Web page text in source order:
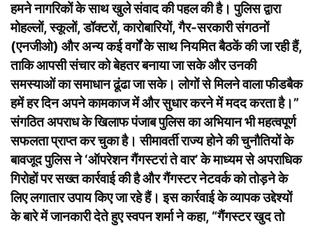
हमने नागरिकों के साथ खुले संवाद की पहल की है। पुलिस द्वारा
मोहल्लों, स्कूलों, डॉक्टरों, कारोबारियों, गैर-सरकारी संगठनों
(एनजीओ) और अन्य कई वर्गों के साथ नियमित बैठकें की जा रही हैं,
ताकि आपसी संचार को बेहतर बनाया जा सके और उनकी
समस्याओं का समाधान ढूंढा जा सके। लोगों से मिलने वाला फीडबैक
हमें हर दिन अपने कामकाज में और सुधार करने में मदद करता है।”
संगठित अपराध के खिलाफ पंजाब पुलिस का अभियान भी महत्वपूर्ण
सफलता प्राप्त कर चुका है। सीमावर्ती राज्य होने की चुनौतियों के
बावजूद पुलिस ने ‘ऑपरेशन गैंगस्टरां ते वार’ के माध्यम से अपराधिक
गिरोहों पर सख्त कार्रवाई की है और गैंगस्टर नेटवर्क को तोड़ने के
लिए लगातार उपाय किए जा रहे हैं। इस कार्रवाई के व्यापक उद्देश्यों
के बारे में जानकारी देते हुए स्वपन शर्मा ने कहा, “गैंगस्टर खुद तो